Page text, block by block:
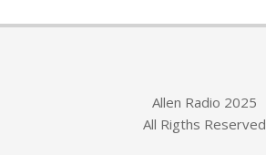
Allen Radio 2025
All Rigths Reserved